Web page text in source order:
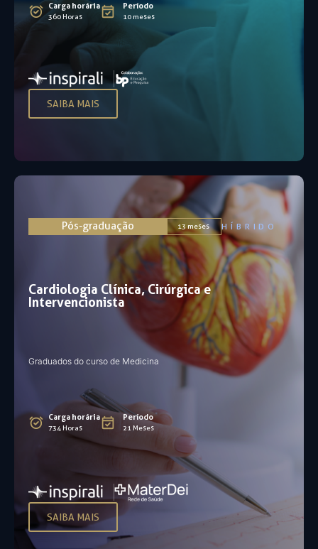
Carga horária
360 Horas
Período
10 meses
SAIBA MAIS
Cardiologia Clínica, Cirúrgica e
Intervencionista
Graduados do curso de Medicina
Carga horária
734 Horas
Período
21 Meses
Pós-graduação 13 meses HÍBRIDO
SAIBA MAIS